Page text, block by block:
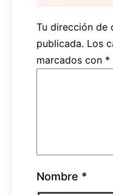
Tu dirección de
publicada. Los
marcados con *
Nombre *